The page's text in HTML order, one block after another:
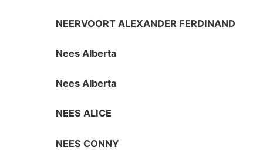
NEERVOORT ALEXANDER FERDINAND
Nees Alberta
Nees Alberta
NEES ALICE
NEES CONNY